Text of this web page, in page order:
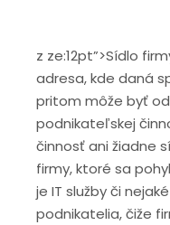
z ze:12pt”>Sídlo
adresa, kde daná
pritom môže byť
podnikateľskej
činnosť ani žiadne
firmy, ktoré sa
je IT služby či
podnikatelia, čiže